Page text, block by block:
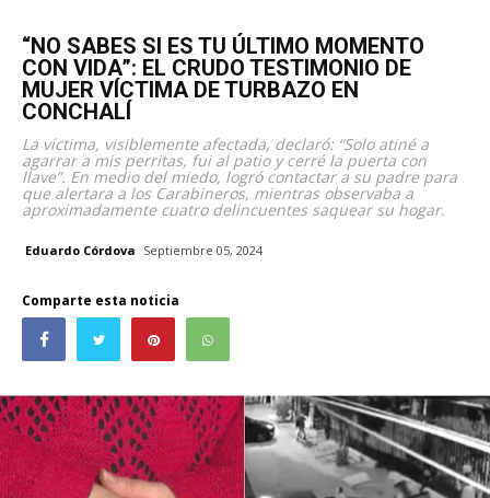
“NO SABES SI ES TU ÚLTIMO MOMENTO
CON VIDA”: EL CRUDO TESTIMONIO DE
MUJER VÍCTIMA DE TURBAZO EN
CONCHALÍ
La víctima, visiblemente afectada, declaró: “Solo atiné a
agarrar a mis perritas, fui al patio y cerré la puerta con
llave”. En medio del miedo, logró contactar a su padre para
que alertara a los Carabineros, mientras observaba a
aproximadamente cuatro delincuentes saquear su hogar.
Eduardo Córdova Septiembre 05, 2024
Comparte esta noticia